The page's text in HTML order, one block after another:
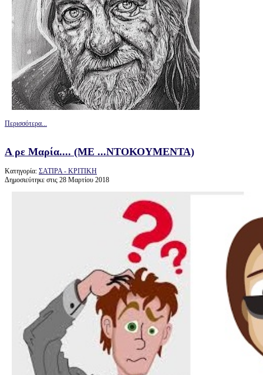
Περισσότερα...
Α ρε Μαρία.... (ΜΕ ...ΝΤΟΚΟΥΜΕΝΤΑ)
Κατηγορία: ΣΑΤΙΡΑ - ΚΡΙΤΙΚΗ
Δημοσιεύτηκε στις 28 Μαρτίου 2018